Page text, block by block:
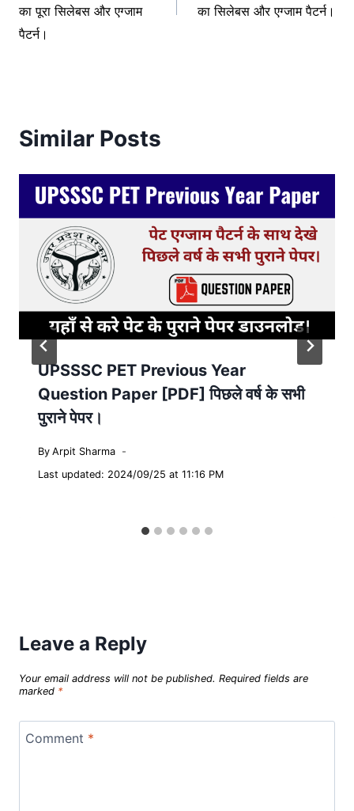
का पूरा सिलेबस और एग्जाम
पैटर्न।
का सिलेबस और एग्जाम पैटर्न।
Similar Posts
UPSSSC PET Previous Year
Question Paper [PDF] पिछले वर्ष के सभी
पुराने पेपर।
By Arpit Sharma
Last updated: 2024/09/25 at 11:16 PM
Leave a Reply
Your email address will not be published. Required fields are
marked *
Comment *